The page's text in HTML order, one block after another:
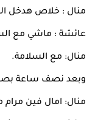
منال : خلاص هدخل
عائشة : ماشي مع
منال: مع السلامة.
وبعد نصف ساعة
منال: امال فين